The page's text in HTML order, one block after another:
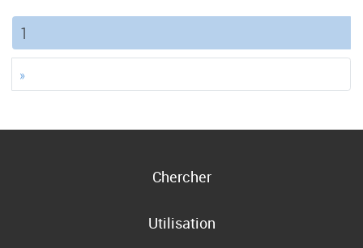
1
»
Chercher
Utilisation